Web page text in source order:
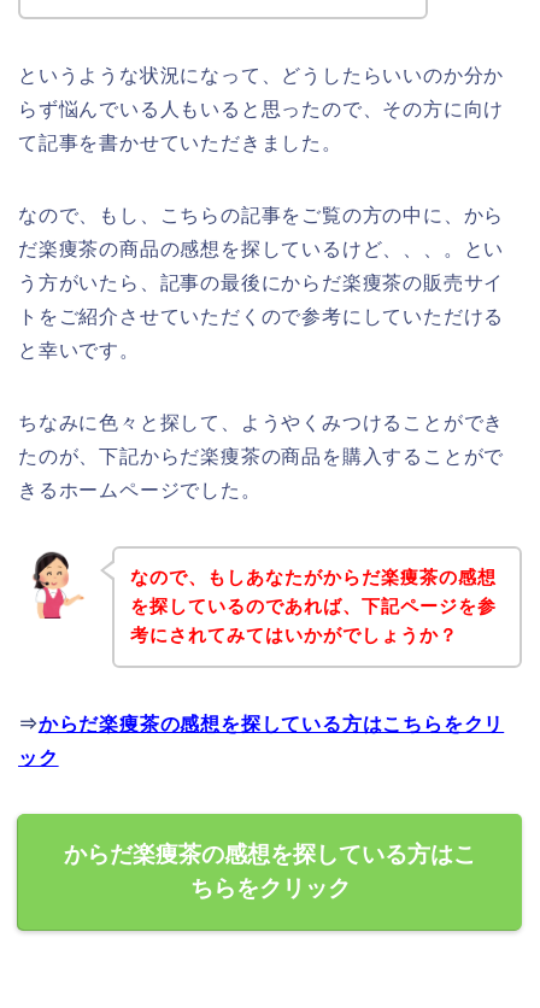
というような状況になって、どうしたらいいのか分か
らず悩んでいる人もいると思ったので、その方に向け
て記事を書かせていただきました。
なので、もし、こちらの記事をご覧の方の中に、から
だ楽痩茶の商品の感想を探しているけど、、、。とい
う方がいたら、記事の最後にからだ楽痩茶の販売サイ
トをご紹介させていただくので参考にしていただける
と幸いです。
ちなみに色々と探して、ようやくみつけることができ
たのが、下記からだ楽痩茶の商品を購入することがで
きるホームページでした。
なので、もしあなたがからだ楽痩茶の感想
を探しているのであれば、下記ページを参
考にされてみてはいかがでしょうか？
⇒からだ楽痩茶の感想を探している方はこちらをクリ
ック
からだ楽痩茶の感想を探している方はこ
ちらをクリック